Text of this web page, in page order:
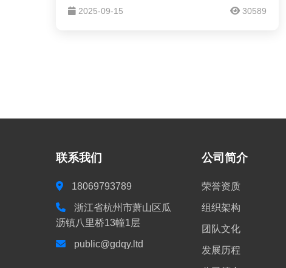
作数据。
2025-09-15 30589
联系我们
18069793789
浙江省杭州市萧山区瓜
沥镇八里桥13幢1层
public@gdqy.ltd
公司简介
荣誉资质
组织架构
团队文化
发展历程